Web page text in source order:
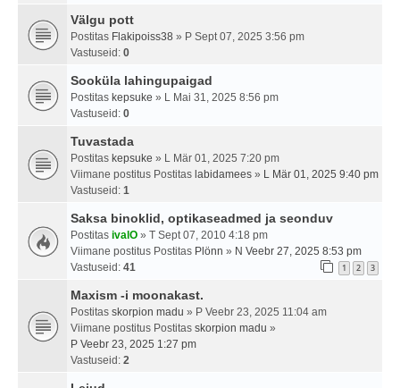
Välgu pott
Postitas Flakipoiss38 » P Sept 07, 2025 3:56 pm
Vastuseid: 0
Sooküla lahingupaigad
Postitas kepsuke » L Mai 31, 2025 8:56 pm
Vastuseid: 0
Tuvastada
Postitas kepsuke » L Mär 01, 2025 7:20 pm
Viimane postitus Postitas labidamees » L Mär 01, 2025 9:40 pm
Vastuseid: 1
Saksa binoklid, optikaseadmed ja seonduv
Postitas ivalO » T Sept 07, 2010 4:18 pm
Viimane postitus Postitas Plönn » N Veebr 27, 2025 8:53 pm
Vastuseid: 41 1 2 3
Maxism -i moonakast.
Postitas skorpion madu » P Veebr 23, 2025 11:04 am
Viimane postitus Postitas skorpion madu »
P Veebr 23, 2025 1:27 pm
Vastuseid: 2